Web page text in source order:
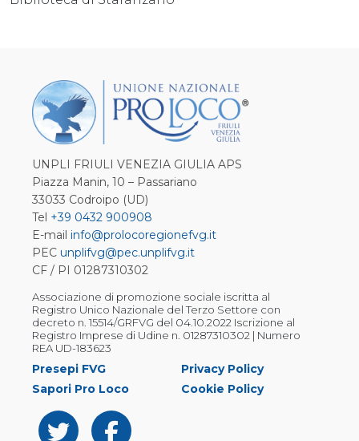
UNPLI FRIULI VENEZIA GIULIA APS
Piazza Manin, 10 – Passariano
33033 Codroipo (UD)
Tel +39 0432 900908
E-mail info@prolocoregionefvg.it
PEC unplifvg@pec.unplifvg.it
CF / PI 01287310302
Associazione di promozione sociale iscritta al
Registro Unico Nazionale del Terzo Settore con
decreto n. 15514/GRFVG del 04.10.2022 Iscrizione al
Registro Imprese di Udine n. 01287310302 | Numero
REA UD-183623
Presepi FVG
Sapori Pro Loco
Privacy Policy
Cookie Policy